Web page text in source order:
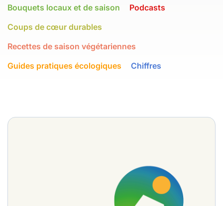
Bouquets locaux et de saison
Podcasts
Coups de cœur durables
Recettes de saison végétariennes
Guides pratiques écologiques
Chiffres